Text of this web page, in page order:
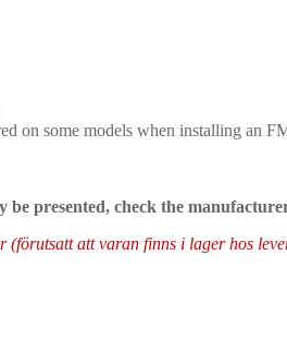
on some models when installing an
presented, check the
att varan finns i lager hos